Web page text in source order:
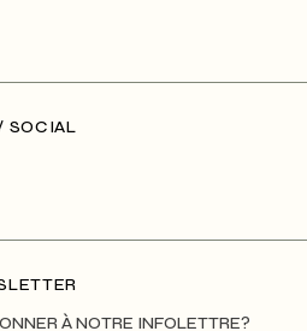
SOCIAL
À NOTRE INFOLETTRE?